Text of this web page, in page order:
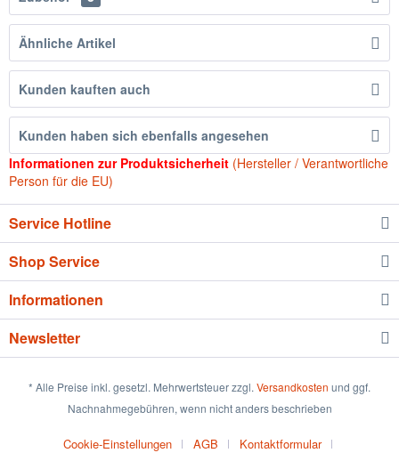
Ähnliche Artikel
Kunden kauften auch
Kunden haben sich ebenfalls angesehen
Informationen zur Produktsicherheit (Hersteller / Verantwortliche
Person für die EU)
Service Hotline
Shop Service
Informationen
Newsletter
* Alle Preise inkl. gesetzl. Mehrwertsteuer zzgl. Versandkosten und ggf.
Nachnahmegebühren, wenn nicht anders beschrieben
Cookie-Einstellungen AGB Kontaktformular